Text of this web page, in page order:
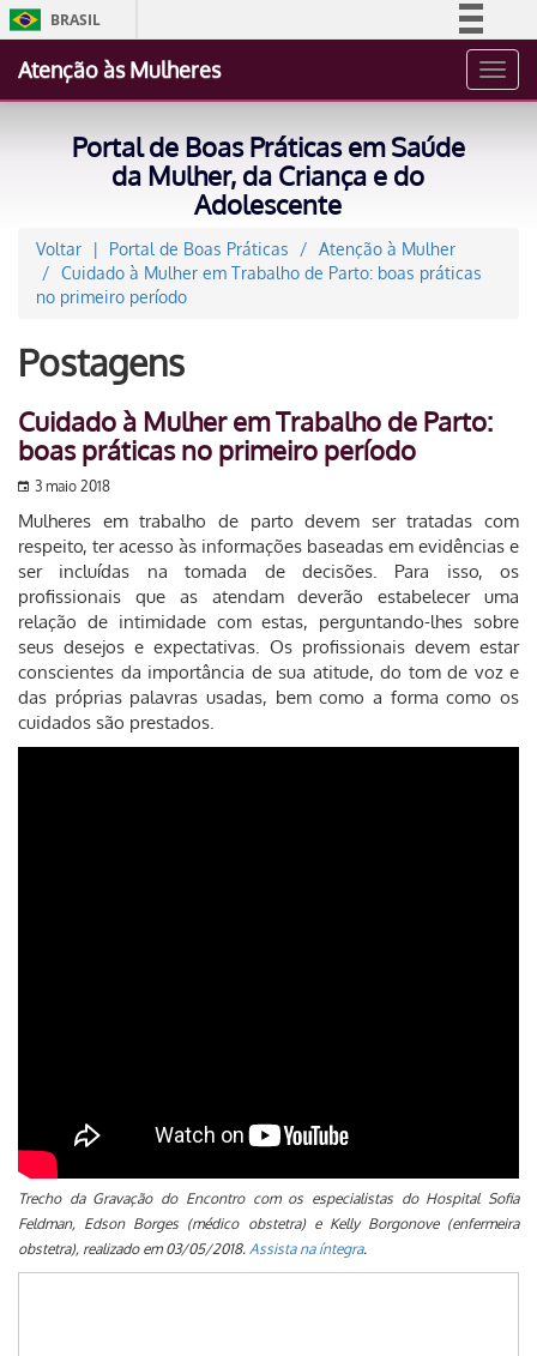
BRASIL
Acesso à informação
Canais
Atenção às Mulheres
Portal de Boas Práticas em Saúde
da Mulher, da Criança e do
Adolescente
Voltar Portal de Boas Práticas
Atenção à Mulher
Cuidado à Mulher em Trabalho de Parto: boas práticas
no primeiro período
Postagens
Cuidado à Mulher em Trabalho de Parto:
boas práticas no primeiro período
3 maio 2018
Mulheres em trabalho de parto devem ser tratadas com
respeito, ter acesso às informações baseadas em evidências e
ser incluídas na tomada de decisões. Para isso, os
profissionais que as atendam deverão estabelecer uma
relação de intimidade com estas, perguntando-lhes sobre
seus desejos e expectativas. Os profissionais devem estar
conscientes da importância de sua atitude, do tom de voz e
das próprias palavras usadas, bem como a forma como os
cuidados são prestados.
Trecho da Gravação do Encontro com os especialistas do Hospital Sofia
Feldman, Edson Borges (médico obstetra) e Kelly Borgonove (enfermeira
obstetra), realizado em 03/05/2018. Assista na íntegra.